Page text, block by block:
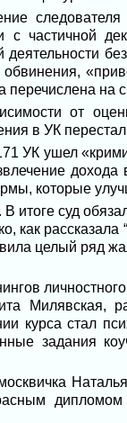
с частичной
деятельности
перечислена на
от
в УК
УК ушел
которые
суд
как
целый ряд
Милявская,
курса стал
задания